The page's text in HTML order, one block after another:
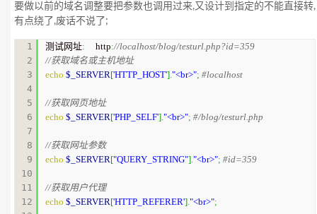
要做以前的域名调整要把参数也调用过来,又设计到指定的不能直接转,
有点绕了,废话不说了;
1
2
3
4
5
6
7
8
9
10
11
12
测试网址:
     http
://localhost/blog/testurl.php?id=359
//获取域名或主机地址
echo $_SERVER['HTTP_HOST']."<br>";
//获取网页地址
echo $_SERVER['PHP_SELF']."<br>";
//获取网址参数
echo $_SERVER["QUERY_STRING"]."<br>";
//获取用户代理
echo $_SERVER['HTTP_REFERER']."<br>";